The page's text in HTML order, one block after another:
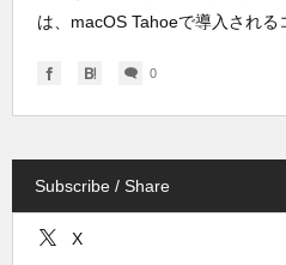
は、macOS Tahoeで導入される
0
Subscribe / Share
X